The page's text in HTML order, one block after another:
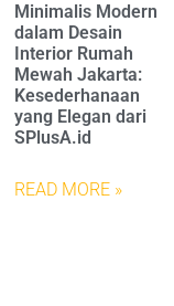
Minimalis Modern
dalam Desain
Interior Rumah
Mewah Jakarta:
Kesederhanaan
yang Elegan dari
SPlusA.id
READ MORE »